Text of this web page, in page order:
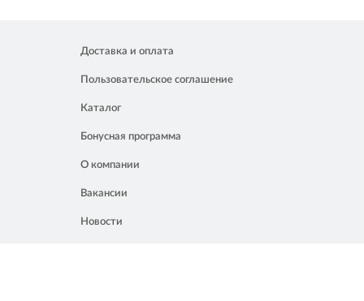
Доставка и оплата
Пользовательское соглашение
Каталог
Бонусная программа
О компании
Вакансии
Новости